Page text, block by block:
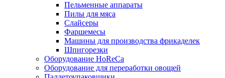
Пельменные аппараты
Пилы для мяса
Слайсеры
Фаршемесы
Машины для производства фрикаделек
Шпигорезки
Оборудование HoReCa
Оборудование для переработки овощей